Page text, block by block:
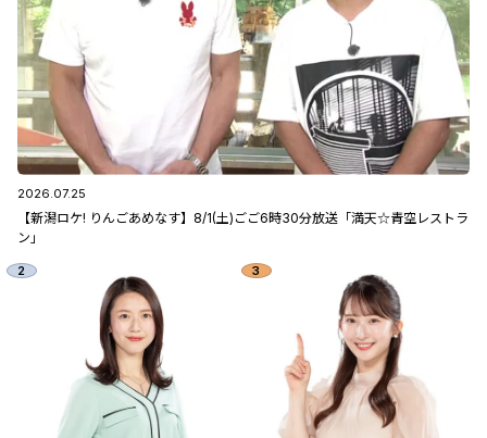
2026.07.25
【新潟ロケ! りんごあめなす】8/1(土)ごご6時30分放送「満天☆青空レストラ
ン」